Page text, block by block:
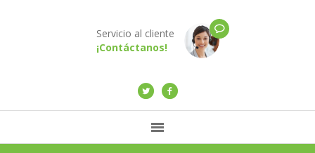
Servicio al cliente
¡Contáctanos!